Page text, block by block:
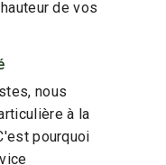
de vos
nous
à la
pourquoi